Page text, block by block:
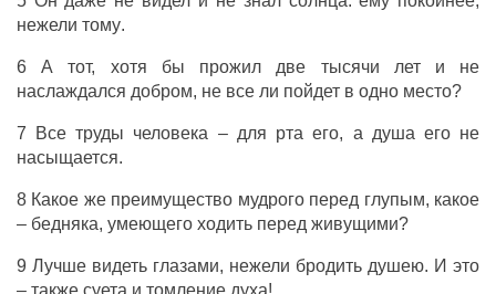
нежели тому.
6 А тот, хотя бы прожил две тысячи лети не
наслаждался добром, не все ли пойдетв одно место?
7 Всетруды человека – для рта его, а душа его не
насыщается.
8 Какое же преимущество мудрого перед глупым, какое
– бедняка, умеющего ходитьперед живущими?
9 Лучше видеть глазами, нежели бродить душею. И это
– также суета и томление духа!